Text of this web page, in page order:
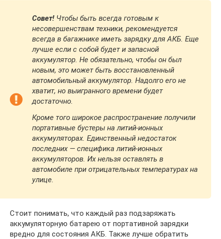
Совет! Чтобы быть всегда готовым к
несовершенствам техники, рекомендуется
всегда в багажнике иметь зарядку для АКБ. Еще
лучше если с собой будет и запасной
аккумулятор. Не обязательно, чтобы он был
новым, это может быть восстановленный
автомобильный аккумулятор. Надолго его не
хватит, но выигранного времени будет
достаточно.
Кроме того широкое распространение получили
портативные бустеры на литий-ионных
аккумуляторах. Единственный недостаток
последних — специфика литий-ионных
аккумуляторов. Их нельзя оставлять в
автомобиле при отрицательных температурах на
улице.
Стоит понимать, что каждый раз подзаряжать
аккумуляторную батарею от портативной зарядки
вредно для состояния АКБ. Также лучше обратить